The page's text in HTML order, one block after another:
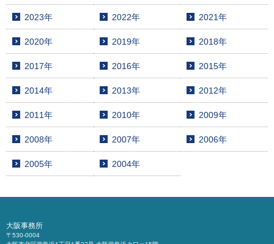
2023年 2022年 2021年
2020年 2019年 2018年
2017年 2016年 2015年
2014年 2013年 2012年
2011年 2010年 2009年
2008年 2007年 2006年
2005年 2004年
大阪事務所
〒530-0004